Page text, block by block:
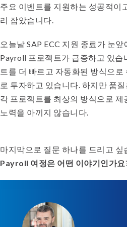
주요 이벤트를 지원하는 성공적이
리 잡았습니다.
오늘날 SAP ECC 지원 종료가 눈
Payroll 프로젝트가 급증하고 있습
트를 더 빠르고 자동화된 방식으
로 투자하고 있습니다. 하지만 품
각 프로젝트를 최상의 방식으로
노력을 아끼지 않습니다.
마지막으로 질문 하나를 드리고 싶
Payroll 여정은 어떤 이야기인가요